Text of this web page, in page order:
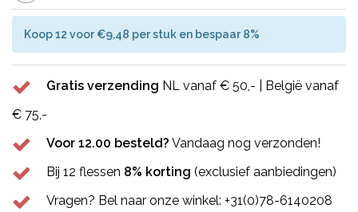
Koop 12 voor €9,48 per stuk en bespaar 8%
Gratis verzending NL vanaf € 50,- | België vanaf
€ 75,-
Voor 12.00 besteld? Vandaag nog verzonden!
Bij 12 flessen 8% korting (exclusief aanbiedingen)
Vragen? Bel naar onze winkel: +31(0)78-6140208